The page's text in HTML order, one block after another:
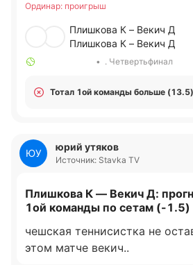
Ординар: проигрыш
Плишкова К – Векич Д
Плишкова К – Векич Д
• . Четвертьфинал
Тотал 1ой команды больше (13.5)
ЮУ
юрий утяков
Источник: Stavka TV
Плишкова К — Векич Д:
1ой команды по сетам (-1.5)
чешская теннисистка не
этом матче векич..